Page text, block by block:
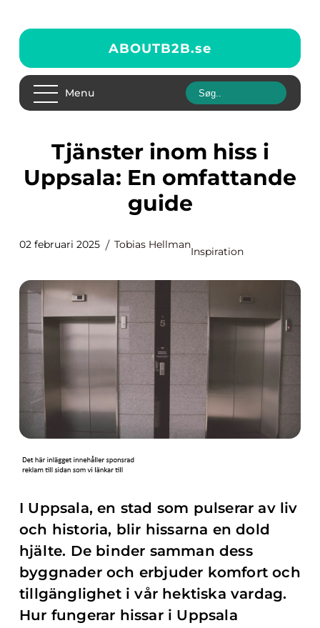
ABOUTB2B.se
Menu
Tjänster inom hiss i
Uppsala: En omfattande
guide
02 februari 2025 Tobias Hellman
Inspiration
I Uppsala, en stad som pulserar av liv
och historia, blir hissarna en dold
hjälte. De binder samman dess
byggnader och erbjuder komfort och
tillgänglighet i vår hektiska vardag.
Hur fungerar hissar i Uppsala